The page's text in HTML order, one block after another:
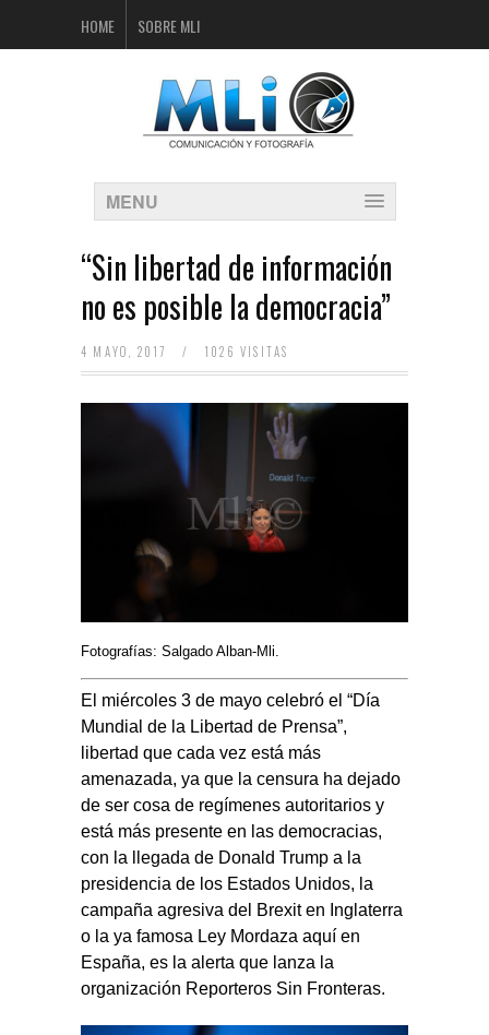
HOME SOBRE MLI
MENU
“Sin libertad de información
no es posible la democracia”
4 MAYO, 2017 / 1026 VISITAS
Fotografías: Salgado Alban-Mli.
El miércoles 3 de mayo celebró el “Día
Mundial de la Libertad de Prensa”,
libertad que cada vez está más
amenazada, ya que la censura ha dejado
de ser cosa de regímenes autoritarios y
está más presente en las democracias,
con la llegada de Donald Trump a la
presidencia de los Estados Unidos, la
campaña agresiva del Brexit en Inglaterra
o la ya famosa Ley Mordaza aquí en
España, es la alerta que lanza la
organización Reporteros Sin Fronteras.